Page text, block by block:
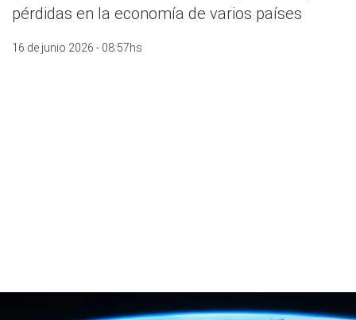
pérdidas en la economía de varios países
16 de junio 2026 - 08:57hs